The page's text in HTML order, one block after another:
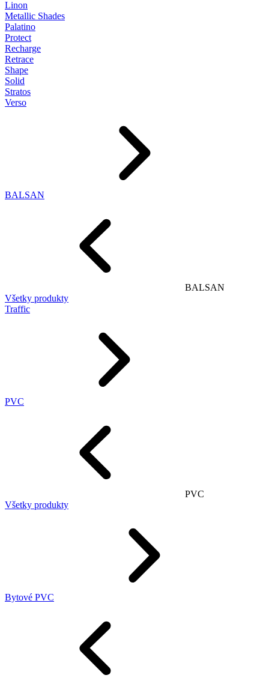
Linon
Metallic Shades
Palatino
Protect
Recharge
Retrace
Shape
Solid
Stratos
Verso
BALSAN
BALSAN
Všetky produkty
Traffic
PVC
PVC
Všetky produkty
Bytové PVC